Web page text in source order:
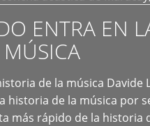
ENTRA EN
de la música Davide
historia de la música por
más rápido de la historia